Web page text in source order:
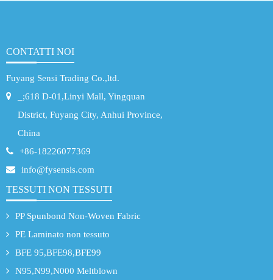
CONTATTI NOI
Fuyang Sensi Trading Co.,ltd.
_;618 D-01,Linyi Mall, Yingquan
District, Fuyang City, Anhui Province,
China
+86-18226077369
info@fysensis.com
TESSUTI NON TESSUTI
PP Spunbond Non-Woven Fabric
PE Laminato non tessuto
BFE 95,BFE98,BFE99
N95,N99,N000 Meltblown